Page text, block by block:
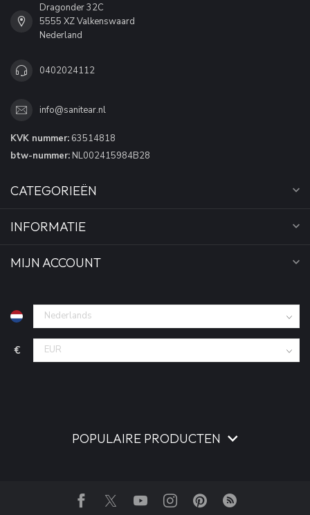
Dragonder 32C
5555 XZ Valkenswaard
Nederland
0402024112
info@sanitear.nl
KVK nummer: 63514818
btw-nummer: NL002415984B28
CATEGORIEËN
INFORMATIE
MIJN ACCOUNT
€
POPULAIRE PRODUCTEN